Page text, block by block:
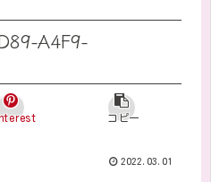
A4F9-
コピー
2022.03.01